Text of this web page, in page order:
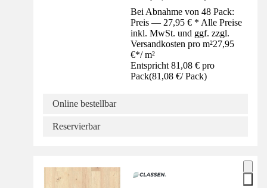
Bei Abnahme von 48 Pack:
Preis — 27,95 € * Alle Preise
inkl. MwSt. und ggf. zzgl.
Versandkosten pro m²27,95
€*/ m²
Entspricht 81,08 € pro
Pack(81,08 €/ Pack)
Online bestellbar
Reservierbar